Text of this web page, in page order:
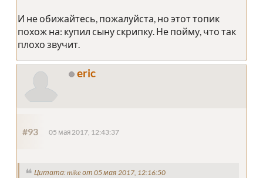
И не обижайтесь, пожалуйста, но этот топик
похож на: купил сыну скрипку. Не пойму, что так
плохо звучит.
eric
#93 05 мая 2017, 12:43:37
Цитата: mike от 05 мая 2017, 12:16:50